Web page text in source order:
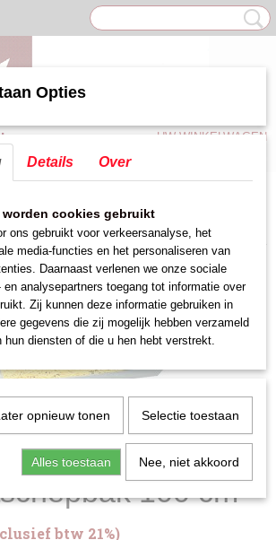
UW WINKELWAGEN
>Friet benodigdheden
100 cm
btw 21%)
Opties
Details Over
worden cookies gebruikt
ons gebruikt voor verkeersanalyse, het
media-functies en het personaliseren van
Daarnaast verlenen we onze sociale
en analysepartners toegang tot informatie over
Zij kunnen deze informatie gebruiken in
gegevens die zij mogelijk hebben verzameld
hun diensten of die u hen hebt verstrekt.
opnieuw tonen Selectie toestaan
Alles toestaan Nee, niet akkoord